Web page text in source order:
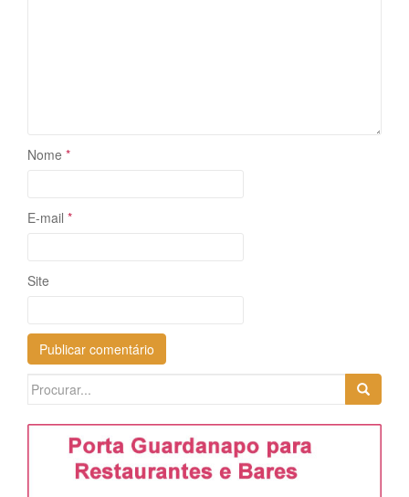
Nome *
E-mail *
Site
Search